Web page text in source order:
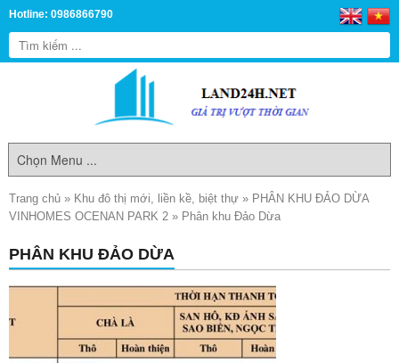
Hotline: 0986866790
Trang chủ » Khu đô thị mới, liền kề, biệt thự » PHÂN KHU ĐẢO DỪA
VINHOMES OCENAN PARK 2 » Phân khu Đảo Dừa
PHÂN KHU ĐẢO DỪA